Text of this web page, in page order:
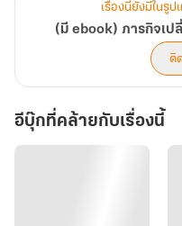
เรื่องนี้ยังมีในรู
(มี ebook) ภารกิจเป
ติ
อีบุ๊กที่คล้ายกับเรื่องนี้